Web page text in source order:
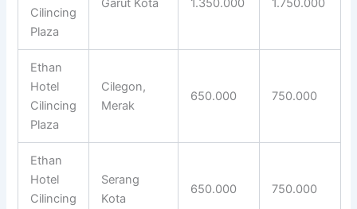
Cilincing
Plaza
Garut Kota 1.350.000 1.750.000
Ethan
Hotel
Cilincing
Plaza
Cilegon,
Merak
650.000 750.000
Ethan
Hotel
Cilincing
Serang
Kota
650.000 750.000